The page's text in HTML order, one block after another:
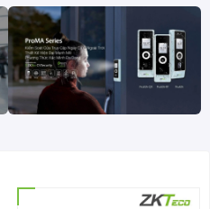
động tương thích với ZKBio
chuẩn bảo vệ IP67 chống nước
S-HL